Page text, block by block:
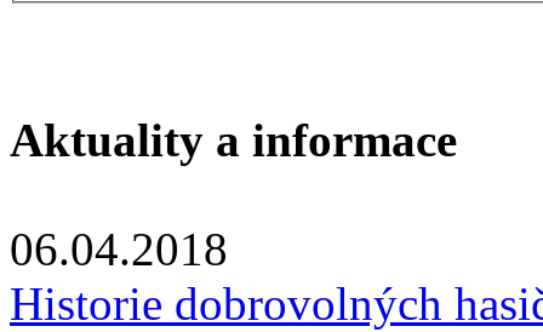
Aktuality a informace
06.04.2018
Historie dobrovolných